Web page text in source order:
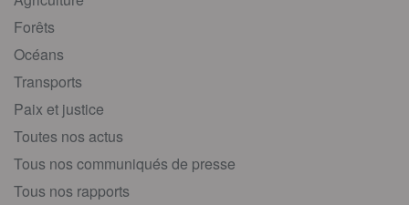
Forêts
Océans
Transports
Paix et justice
Toutes nos actus
Tous nos communiqués de presse
Tous nos rapports